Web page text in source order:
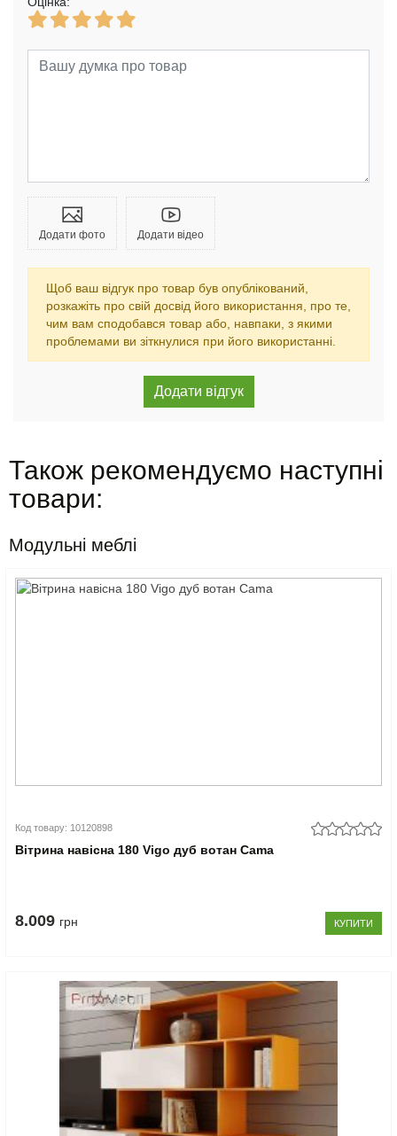
Додати фото Додати відео
Щоб ваш відгук про товар був опублікований,
розкажіть про свій досвід його використання, про те,
чим вам сподобався товар або, навпаки, з якими
проблемами ви зіткнулися при його використанні.
Також рекомендуємо наступні
товари:
Модульні меблі
Код товару: 10120898
Вітрина навісна 180 Vigo дуб вотан Cama
8.009 грн КУПИТИ